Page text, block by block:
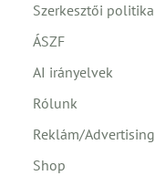
Szerkesztői politika
ÁSZF
AI irányelvek
Rólunk
Reklám/Advertising
Shop